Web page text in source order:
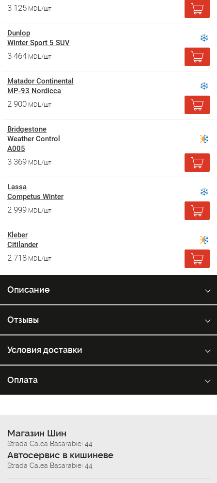
3 125 MDL/шт
Dunlop
Winter Sport 5 SUV
3 464 MDL/шт
Matador Continental
MP-93 Nordicca
2 900 MDL/шт
Bridgestone
Weather Control
A005
3 369 MDL/шт
Lassa
Competus Winter
2 999 MDL/шт
Kleber
Citilander
2 718 MDL/шт
Описание
Отзывы
Условия доставки
Оплата
Магазин Шин
Strada Calea Basarabiei 44
Автосервис в кишиневе
Strada Calea Basarabiei 44